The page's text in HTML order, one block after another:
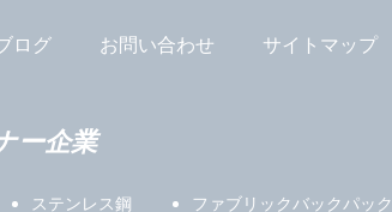
ログ お問い合わせ サイトマップ
ー企業
ステンレス鋼 ファブリックバックパック